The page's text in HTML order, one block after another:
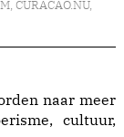
, CURACAO.NU,
naar meer
cultuur,